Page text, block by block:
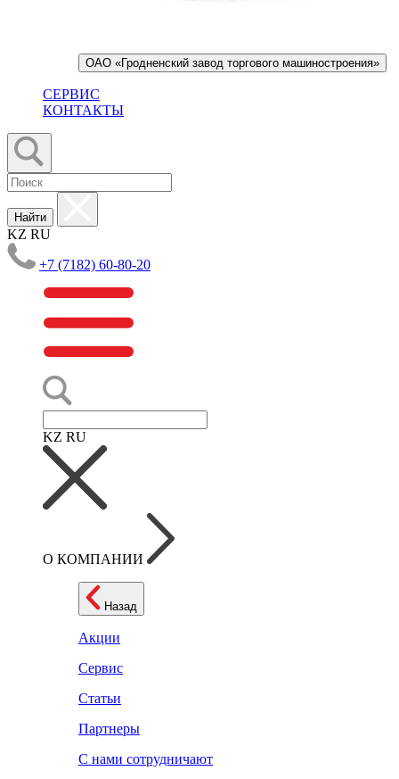
ОАО «Гродненский завод торгового машиностроения»
СЕРВИС
КОНТАКТЫ
Найти
KZ RU
+7 (7182) 60-80-20
KZ RU
О КОМПАНИИ
Назад
Акции
Сервис
Статьи
Партнеры
С нами сотрудничают